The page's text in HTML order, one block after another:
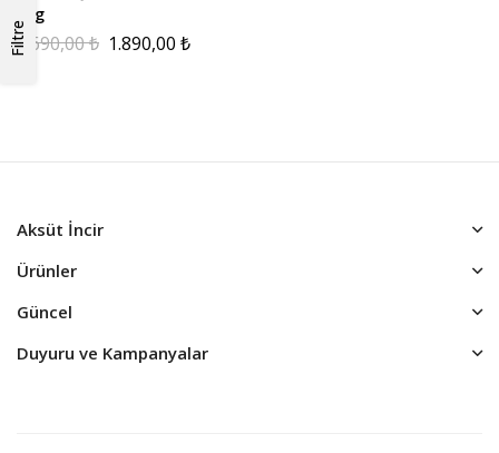
Filtre
3kg
2.690,00₺ 1.890,00 ₺
Aksüt İncir
Ürünler
Güncel
Duyuru ve Kampanyalar